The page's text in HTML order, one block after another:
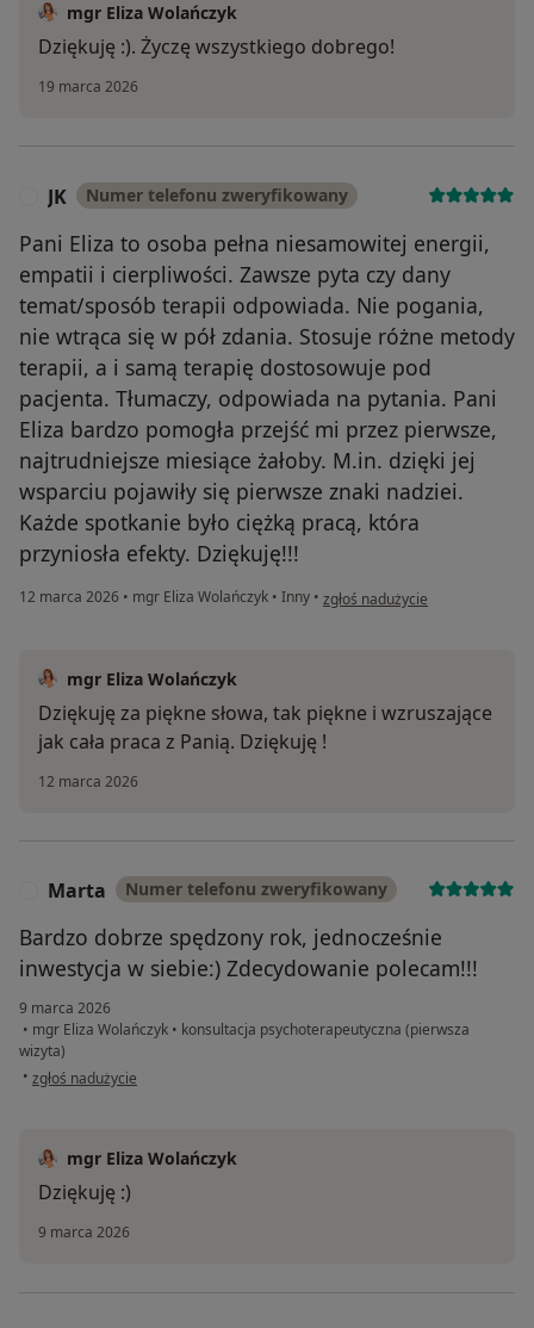
mgr Eliza Wolańczyk
Dziękuję :). Życzę wszystkiego dobrego!
19 marca 2026
JK Numer telefonu zweryfikowany
Pani Eliza to osoba pełna niesamowitej energii,
empatii i cierpliwości. Zawsze pyta czy dany
temat/sposób terapii odpowiada. Nie pogania,
nie wtrąca się w pół zdania. Stosuje różne metody
terapii, a i samą terapię dostosowuje pod
pacjenta. Tłumaczy, odpowiada na pytania. Pani
Eliza bardzo pomogła przejść mi przez pierwsze,
najtrudniejsze miesiące żałoby. M.in. dzięki jej
wsparciu pojawiły się pierwsze znaki nadziei.
Każde spotkanie było ciężką pracą, która
przyniosła efekty. Dziękuję!!!
12 marca 2026 • mgr Eliza Wolańczyk • Inny • w opinii użytkownika JK
zgłoś nadużycie
mgr Eliza Wolańczyk
Dziękuję za piękne słowa, tak piękne i wzruszające
jak cała praca z Panią. Dziękuję !
12 marca 2026
Marta Numer telefonu zweryfikowany
Bardzo dobrze spędzony rok, jednocześnie
inwestycja w siebie:) Zdecydowanie polecam!!!
9 marca 2026
• mgr Eliza Wolańczyk • konsultacja psychoterapeutyczna (pierwsza
wizyta)
• w opinii użytkownika Marta
zgłoś nadużycie
mgr Eliza Wolańczyk
Dziękuję :)
9 marca 2026